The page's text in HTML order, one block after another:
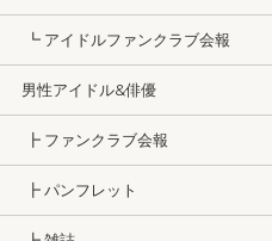
┗ アイドルファンクラブ会報
男性アイドル&俳優
┣ ファンクラブ会報
┣ パンフレット